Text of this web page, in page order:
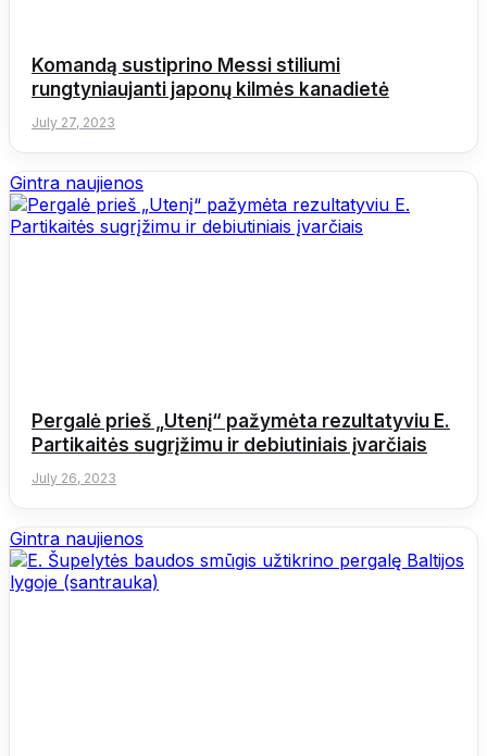
Komandą sustiprino Messi stiliumi
rungtyniaujanti japonų kilmės kanadietė
July 27, 2023
Gintra naujienos
Pergalė prieš „Utenį“ pažymėta rezultatyviu E.
Partikaitės sugrįžimu ir debiutiniais įvarčiais
July 26, 2023
Gintra naujienos